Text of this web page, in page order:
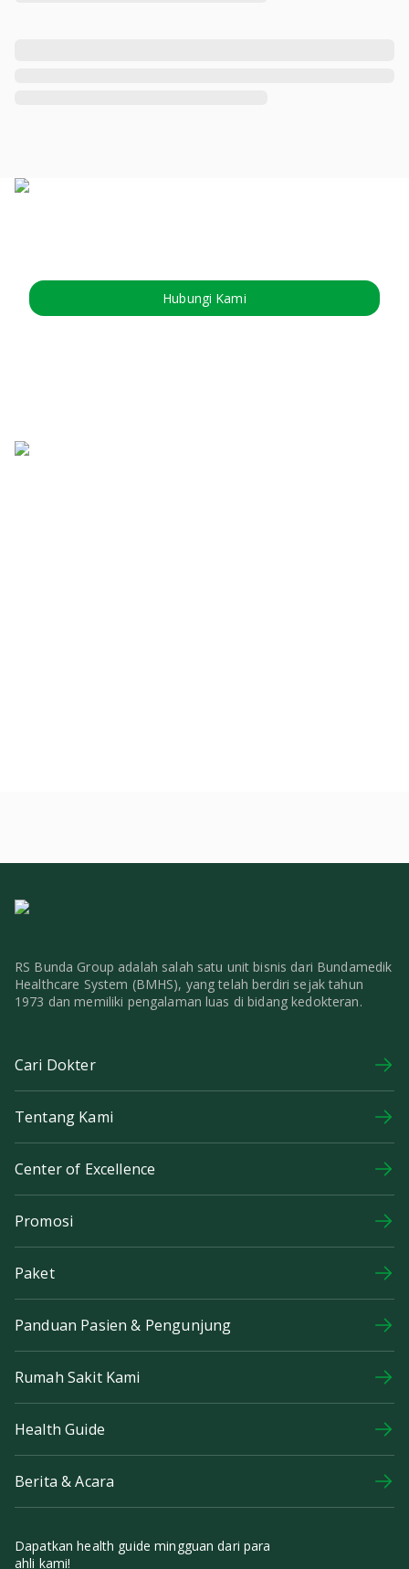
Hubungi Kami
RS Bunda Group adalah salah satu unit bisnis dari Bundamedik
Healthcare System (BMHS), yang telah berdiri sejak tahun
1973 dan memiliki pengalaman luas di bidang kedokteran.
Cari Dokter
Tentang Kami
Center of Excellence
Promosi
Paket
Panduan Pasien & Pengunjung
Rumah Sakit Kami
Health Guide
Berita & Acara
Dapatkan health guide mingguan dari para
ahli kami!